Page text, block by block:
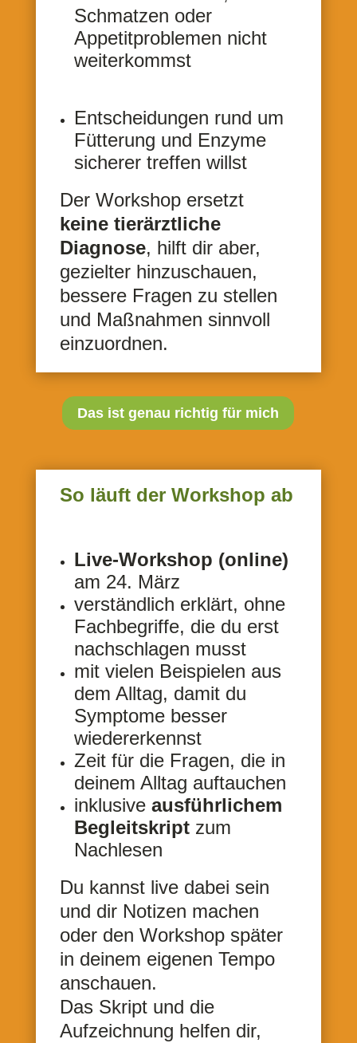
Schmatzen oder
Appetitproblemen nicht
weiterkommst
Entscheidungen rund um
Fütterung und Enzyme
sicherer treffen willst
Der Workshop ersetzt
keine tierärztliche
Diagnose, hilft dir aber,
gezielter hinzuschauen,
bessere Fragen zu stellen
und Maßnahmen sinnvoll
einzuordnen.
Das ist genau richtig für mich
So läuft der Workshop ab
Live-Workshop (online)
am 24. März
verständlich erklärt, ohne
Fachbegriffe, die du erst
nachschlagen musst
mit vielen Beispielen aus
dem Alltag, damit du
Symptome besser
wiedererkennst
Zeit für die Fragen, die in
deinem Alltag auftauchen
inklusive ausführlichem
Begleitskriptzum
Nachlesen
Du kannst live dabei sein
und dir Notizen machen
oder den Workshop später
in deinem eigenen Tempo
anschauen.
Das Skript und die
Aufzeichnung helfen dir,